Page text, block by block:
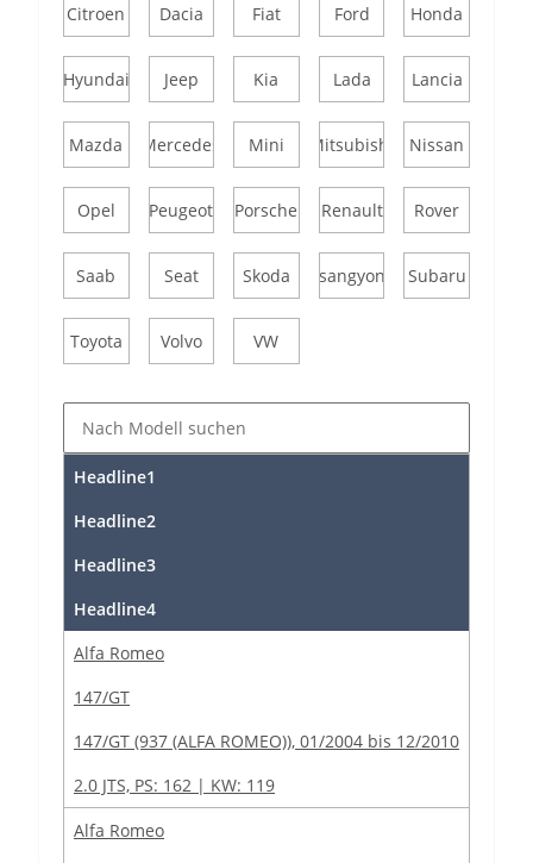
Citroen Dacia Fiat Ford Honda
Hyundai Jeep Kia Lada Lancia
Mazda Mercedes Mini Mitsubishi Nissan
Opel Peugeot Porsche Renault Rover
Saab Seat Skoda Ssangyong Subaru
Toyota Volvo VW
Headline1
Headline2
Headline3
Headline4
Alfa Romeo
147/GT
147/GT (937 (ALFA ROMEO)), 01/2004 bis 12/2010
2.0 JTS, PS: 162 | KW: 119
Alfa Romeo